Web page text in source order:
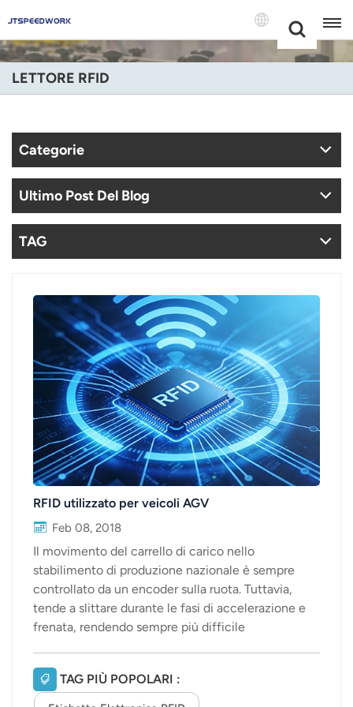
+86 -18681515767
English
Français
Deutsch
Português
Nederland
عربي
日语
한국어
Türk
Melayu
Polski
แบบไทย
Indonesia
LETTORE RFID
Categorie
Ultimo Post Del Blog
TAG
RFID utilizzato per veicoli AGV
Feb 08, 2018
Il movimento del carrello di carico nello
stabilimento di produzione nazionale è sempre
controllato da un encoder sulla ruota. Tuttavia,
tende a slittare durante le fasi di accelerazione e
frenata, rendendo sempre più difficile
solo manualmente. Nel frattempo Per questa
situazione, molti produttori hanno gradualmente
iniziato a utilizzare RFID tag sul carrello di carico e
TAG PIÙ POPOLARI :